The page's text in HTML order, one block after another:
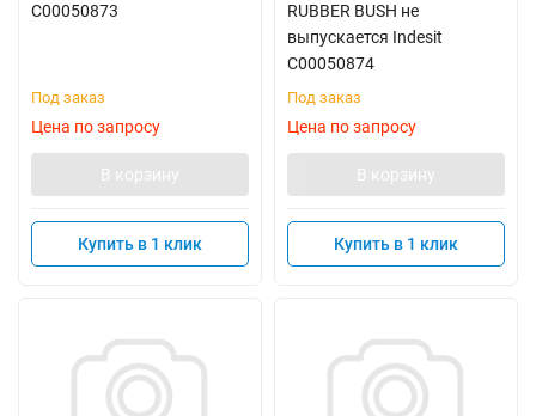
C00050873
Под заказ
Цена по запросу
В корзину
Купить в 1 клик
RUBBER BUSH не
выпускается Indesit
C00050874
Под заказ
Цена по запросу
В корзину
Купить в 1 клик